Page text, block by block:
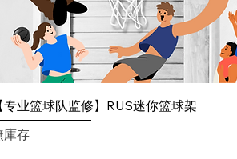
专业篮球队监修】RUS迷你篮球架
庫存